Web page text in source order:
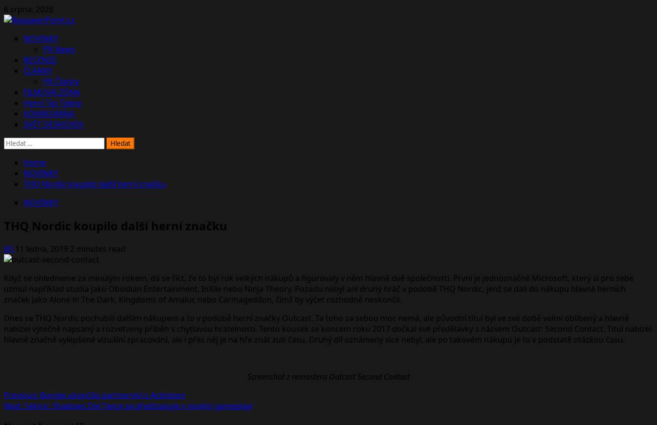
Skip
to
6 srpna, 2026
PrimaryNOVINKY
PR News
RECENZE
ČLÁNKY
PR Články
FILMOVÁ ZÓNA
Herní Tip Týdne
KOMIKSÁRNA
SVĚT DESKOVEK
Vyhledávání
Home
NOVINKY
THQ Nordic koupilo další herní značku
NOVINKY
THQ Nordic koupilo další herní značku
Jiří 11 ledna, 2019 2 minutes read
Když se ohledneme za minulým rokem, dá se říct, že to byl rok velkých nákupů a figurovaly v něm hlavně dvě společnosti. První je jednoznačně Microsoft, který si pro sebe
uzmul například studia jako Obsidian Entertainment, InXile nebo Ninja Theory. Pozadu nebyl ani druhý hráč v podobě THQ Nordic, jenž se dali do nákupu hlavně herních
značek jako Alone in The Dark, Kingdoms of Amalur, nebo Carmageddon, čímž by výčet rozhodně neskončil.
Dnes se THQ Nordic pochubili dalším nákupem a to v podobě herní značky Outcast. Ta toho za sebou moc nemá, ale původní titul byl ve své době velmi oblíbený a hlavně
nabízel výtečně napsaný a rozvetveny příběh s chytlavou hratelnosti. Tento kousek se koncem roku 2017 dočkal své předělávky s názvem Outcast: Second Contact. Titul nabízel
hlavně značně vylepšené vizuální zpracování, ale i přes něj je na hře znát zub času. Druhý díl oznámeny sice nebyl, ale po takovém nákupu je to v podstatě otázkou času.
Screenshot z remasteru Outcast Second Contact
Post
navigation
Previous: Bungie ukončilo partnerství s Activision
Next: Sekiro: Shadows Die Twice se představuje v novém gameplayi